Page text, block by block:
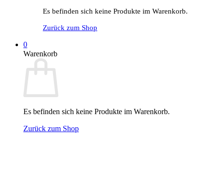
Es befinden sich keine Produkte im Warenkorb.
Zurück zum Shop
0
Warenkorb
Es befinden sich keine Produkte im Warenkorb.
Zurück zum Shop